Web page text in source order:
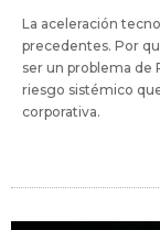
La aceleración
precedentes. Por
ser un problema de
riesgo sistémico
corporativa.